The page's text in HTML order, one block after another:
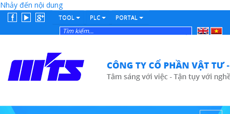
Nhảy đến nội dung
PORTAL
PLC
TOOL
English Tiếng
Việt